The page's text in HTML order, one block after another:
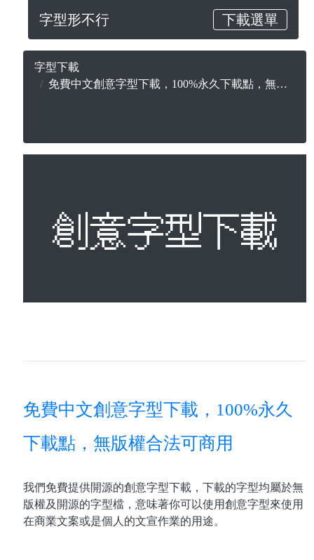
字型形不行 下載選單
字型下載
免費中文創意字型下載，100%永久下載點，無版權合法可商用
免費中文創意字型下載，100%永久
下載點，無版權合法可商用
我們免費提供開源的創意字型下載，下載的字型均屬於無
版權及開源的字型檔，意味著你可以使用創意字型來使用
在商業文案或是個人的文宣作業的用途。